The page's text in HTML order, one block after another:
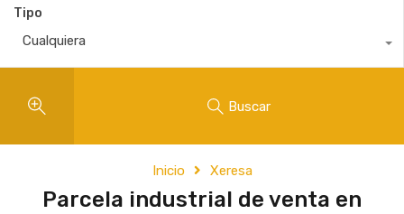
Tipo
Cualquiera
Buscar
Inicio Xeresa
Parcela industrial de venta en